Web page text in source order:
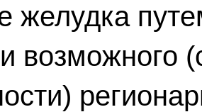
желудка
возможного